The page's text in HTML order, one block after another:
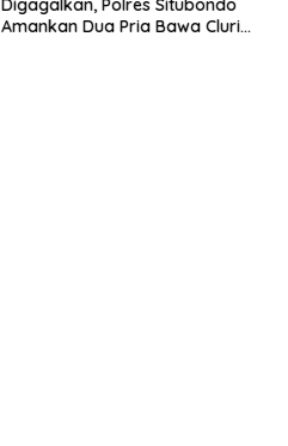
Amankan Dua Pria Bawa Clurit